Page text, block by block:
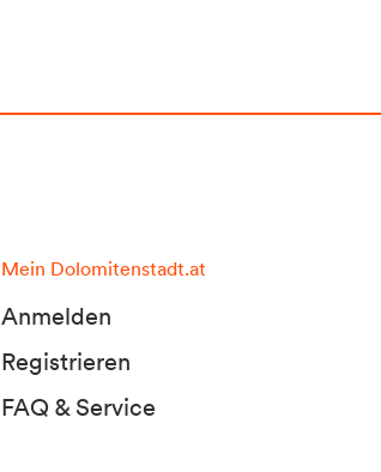
Mein Dolomitenstadt.at
Anmelden
Registrieren
FAQ & Service